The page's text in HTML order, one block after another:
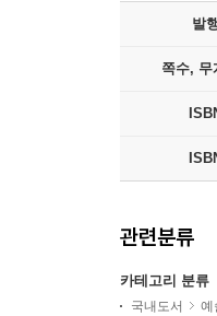
발
쪽수, 무
관련분류
카테고리 분류
국내도서 예